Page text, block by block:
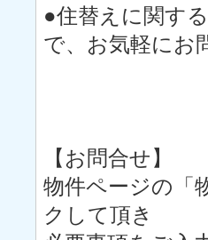
●住替えに関す
で、お気軽に
【お問合せ】
物件ページの「
クして頂き